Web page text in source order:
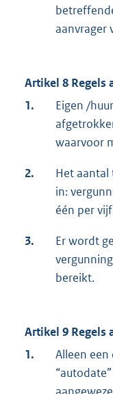
aanvrager
Artikel 8 Regels
1.
Eigen /
waarvoor
2.
Het aantal
in:
één per
3.
Er wordt
bereikt.
Artikel 9 Regels
1.
Alleen